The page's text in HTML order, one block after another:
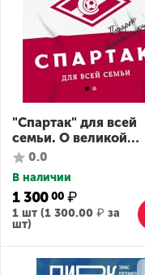
"Спартак" для всей
семьи. О великой
футбольной команде
0.0
В наличии
1 30000 ₽
1 шт (1 300.00 ₽ за
шт)